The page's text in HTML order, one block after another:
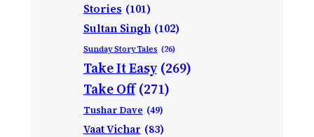
Stories (101)
Sultan Singh (102)
Sunday Story Tales (26)
Take It Easy (269)
Take Off (271)
Tushar Dave (49)
Vaat Vichar (83)